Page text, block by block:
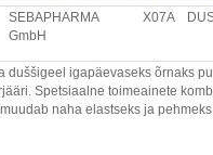
SEBAPHARMA
GmbH
X07A
duššigeel igapäevaseks õrnaks
Spetsiaalne toimeainete
naha elastseks ja
väga hästi aktiivse eluviisi korral,